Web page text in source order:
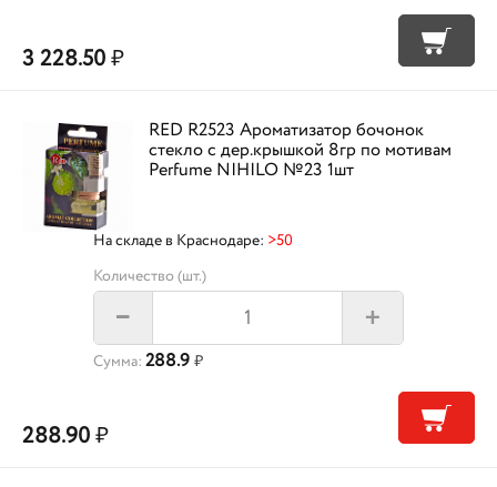
3 228.50₽
RED R2523 Ароматизатор бочонок
стекло с дер.крышкой 8гр по мотивам
Perfume NIHILO №23 1шт
На складе в Краснодаре: >50
Количество (шт.)
– +
Сумма: 288.9 ₽
288.90₽